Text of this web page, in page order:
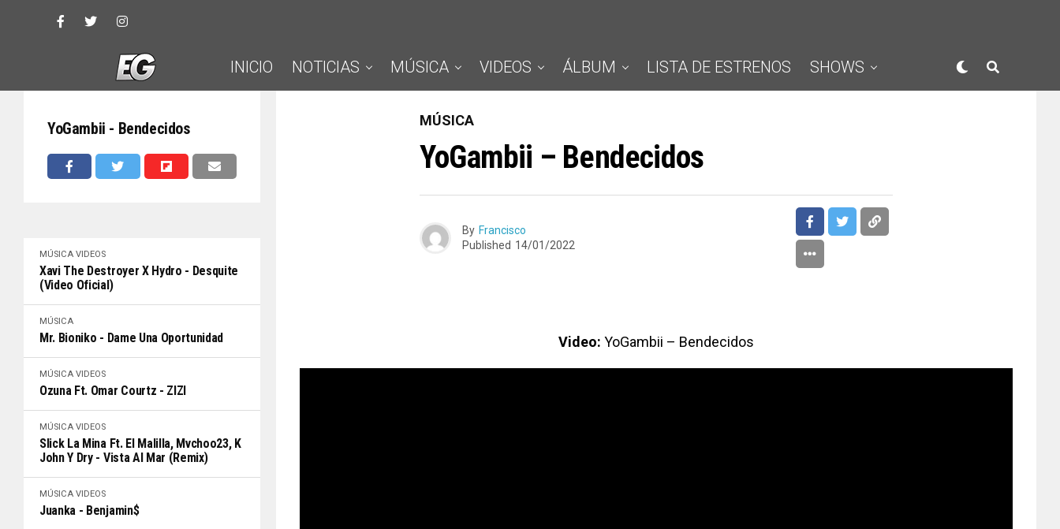
INICIO NOTICIAS MÚSICA VIDEOS ÁLBUM LISTA DE ESTRENOS SHOWS
YoGambii - Bendecidos
MÚSICA VIDEOS
Xavi The Destroyer X Hydro - Desquite
(Video Oficial)
MÚSICA
Mr. Bioniko - Dame Una Oportunidad
MÚSICA VIDEOS
Ozuna Ft. Omar Courtz - ZIZI
MÚSICA VIDEOS
Slick La Mina Ft. El Malilla, Mvchoo23, K
John Y Dry - Vista Al Mar (Remix)
MÚSICA VIDEOS
Juanka - Benjamin$
MÚSICA
YoGambii – Bendecidos
By Francisco
Published 14/01/2022
Video: YoGambii – Bendecidos